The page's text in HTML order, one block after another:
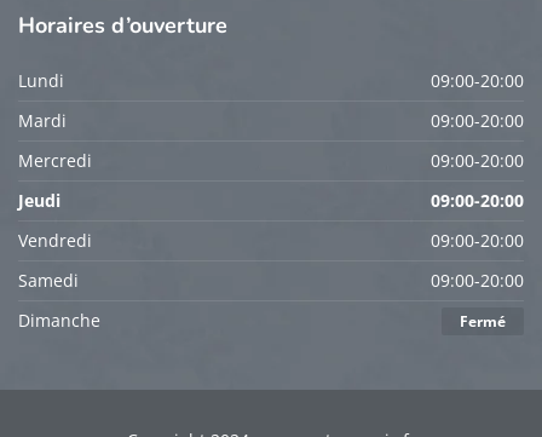
Horaires d’ouverture
Lundi
09:00-20:00
Mardi
09:00-20:00
Mercredi
09:00-20:00
Jeudi
09:00-20:00
Vendredi
09:00-20:00
Samedi
09:00-20:00
Dimanche
Fermé